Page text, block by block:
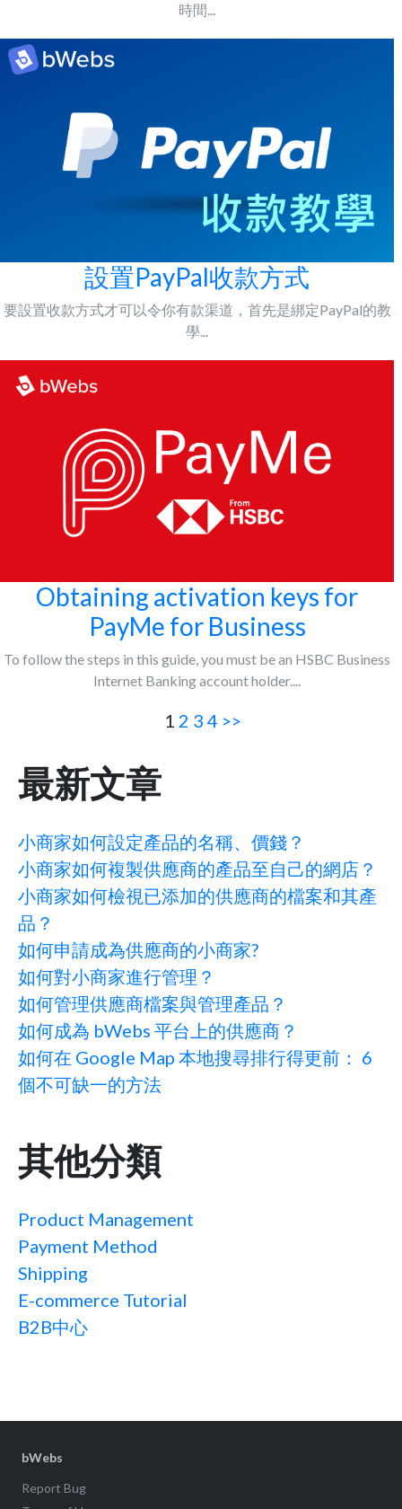
時間...
設置PayPal收款方式
要設置收款方式才可以令你有款渠道，首先是綁定PayPal的教
學...
Obtaining activation keys for
PayMe for Business
To follow the steps in this guide, you must be an HSBC Business
Internet Banking account holder....
1 2 3 4 >>
最新文章
小商家如何設定產品的名稱、價錢？
小商家如何複製供應商的產品至自己的網店？
小商家如何檢視已添加的供應商的檔案和其產
品？
如何申請成為供應商的小商家?
如何對小商家進行管理？
如何管理供應商檔案與管理產品？
如何成為 bWebs 平台上的供應商？
如何在 Google Map 本地搜尋排行得更前： 6
個不可缺一的方法
其他分類
Product Management
Payment Method
Shipping
E-commerce Tutorial
B2B中心
bWebs
Report Bug